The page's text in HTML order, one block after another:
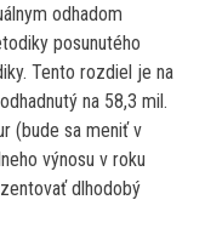
odhadom
posunutého
Tento rozdiel je na
na 58,3 mil.
(bude sa meniť v
výnosu v roku
dlhodobý